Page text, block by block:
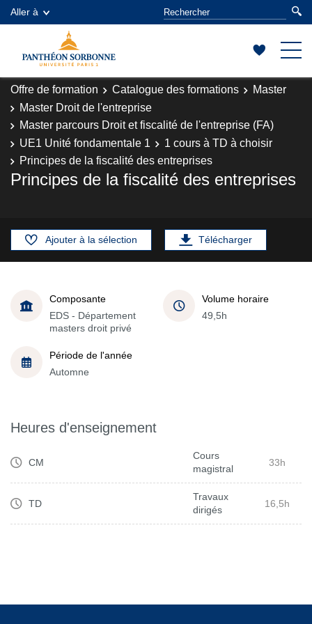
Aller à
Offre de formation Catalogue des formations
Master
Master Droit de l'entreprise
Master parcours Droit et fiscalité de l'entreprise (FA)
UE1 Unité fondamentale 1
1 cours à TD à choisir
Principes de la fiscalité des entreprises
Principes de la fiscalité des entreprises
Ajouter à la sélection Télécharger
Composante
EDS - Département
masters droit privé
Volume horaire
49,5h
Période de l'année
Automne
Heures d'enseignement
CM
Cours
magistral
33h
TD
Travaux
dirigés
16,5h